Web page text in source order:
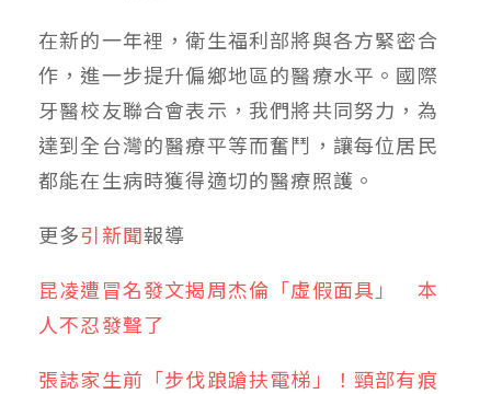
在新的一年裡，衛生福利部將與各方緊密合
作，進一步提升偏鄉地區的醫療水平。國際
牙醫校友聯合會表示，我們將共同努力，為
達到全台灣的醫療平等而奮鬥，讓每位居民
都能在生病時獲得適切的醫療照護。
更多引新聞報導
昆凌遭冒名發文揭周杰倫「虛假面具」 本
人不忍發聲了
張誌家生前「步伐踉蹌扶電梯」！頸部有痕